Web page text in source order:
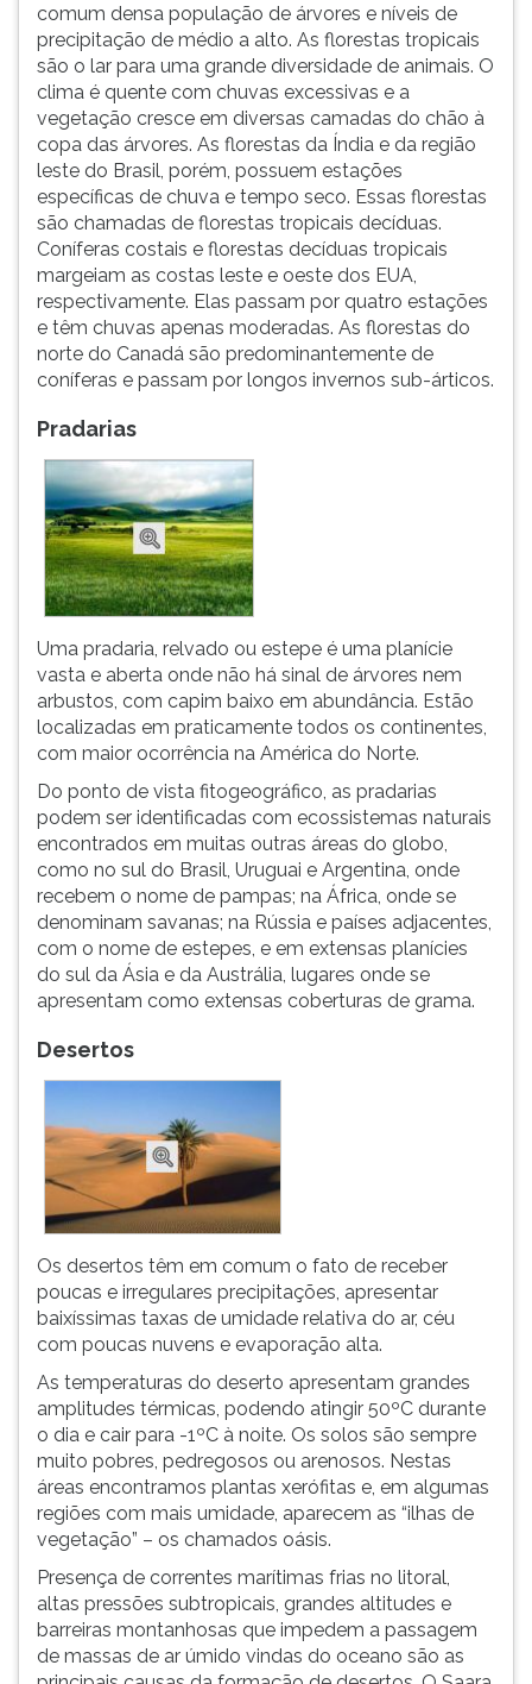
comum densa população de árvores e níveis de
precipitação de médio a alto. As florestas tropicais
são o lar para uma grande diversidade de animais. O
clima é quente com chuvas excessivas e a
vegetação cresce em diversas camadas do chão à
copa das árvores. As florestas da Índia e da região
leste do Brasil, porém, possuem estações
específicas de chuva e tempo seco. Essas florestas
são chamadas de florestas tropicais decíduas.
Coníferas costais e florestas decíduas tropicais
margeiam as costas leste e oeste dos EUA,
respectivamente. Elas passam por quatro estações
e têm chuvas apenas moderadas. As florestas do
norte do Canadá são predominantemente de
coníferas e passam por longos invernos sub-árticos.
Pradarias
Uma pradaria, relvado ou estepe é uma planície
vasta e aberta onde não há sinal de árvores nem
arbustos, com capim baixo em abundância. Estão
localizadas em praticamente todos os continentes,
com maior ocorrência na América do Norte.
Do ponto de vista fitogeográfico, as pradarias
podem ser identificadas com ecossistemas naturais
encontrados em muitas outras áreas do globo,
como no sul do Brasil, Uruguai e Argentina, onde
recebem o nome de pampas; na África, onde se
denominam savanas; na Rússia e países adjacentes,
com o nome de estepes, e em extensas planícies
do sul da Ásia e da Austrália, lugares onde se
apresentam como extensas coberturas de grama.
Desertos
Os desertos têm em comum o fato de receber
poucas e irregulares precipitações, apresentar
baixíssimas taxas de umidade relativa do ar, céu
com poucas nuvens e evaporação alta.
As temperaturas do deserto apresentam grandes
amplitudes térmicas, podendo atingir 50ºC durante
o dia e cair para -1ºC à noite. Os solos são sempre
muito pobres, pedregosos ou arenosos. Nestas
áreas encontramos plantas xerófitas e, em algumas
regiões com mais umidade, aparecem as “ilhas de
vegetação” – os chamados oásis.
Presença de correntes marítimas frias no litoral,
altas pressões subtropicais, grandes altitudes e
barreiras montanhosas que impedem a passagem
de massas de ar úmido vindas do oceano são as